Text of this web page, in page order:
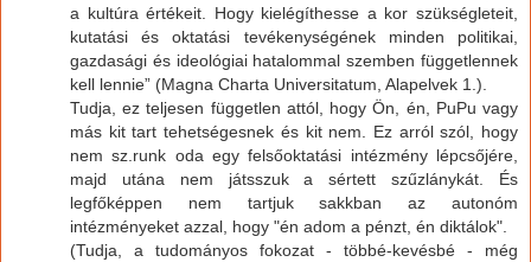
a kultúra értékeit. Hogy kielégíthesse a kor szükségleteit,
kutatási és oktatási tevékenységének minden politikai,
gazdasági és ideológiai hatalommal szemben függetlennek
kell lennie” (Magna Charta Universitatum, Alapelvek 1.).
Tudja, ez teljesen független attól, hogy Ön, én, PuPu vagy
más kit tart tehetségesnek és kit nem. Ez arról szól, hogy
nem sz.runk oda egy felsőoktatási intézmény lépcsőjére,
majd utána nem játsszuk a sértett szűzlánykát. És
legfőképpen nem tartjuk sakkban az autonóm
intézményeket azzal, hogy "én adom a pénzt, én diktálok".
(Tudja, a tudományos fokozat - többé-kevésbé - még